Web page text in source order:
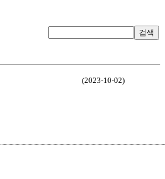
검색
(2023-10-02)